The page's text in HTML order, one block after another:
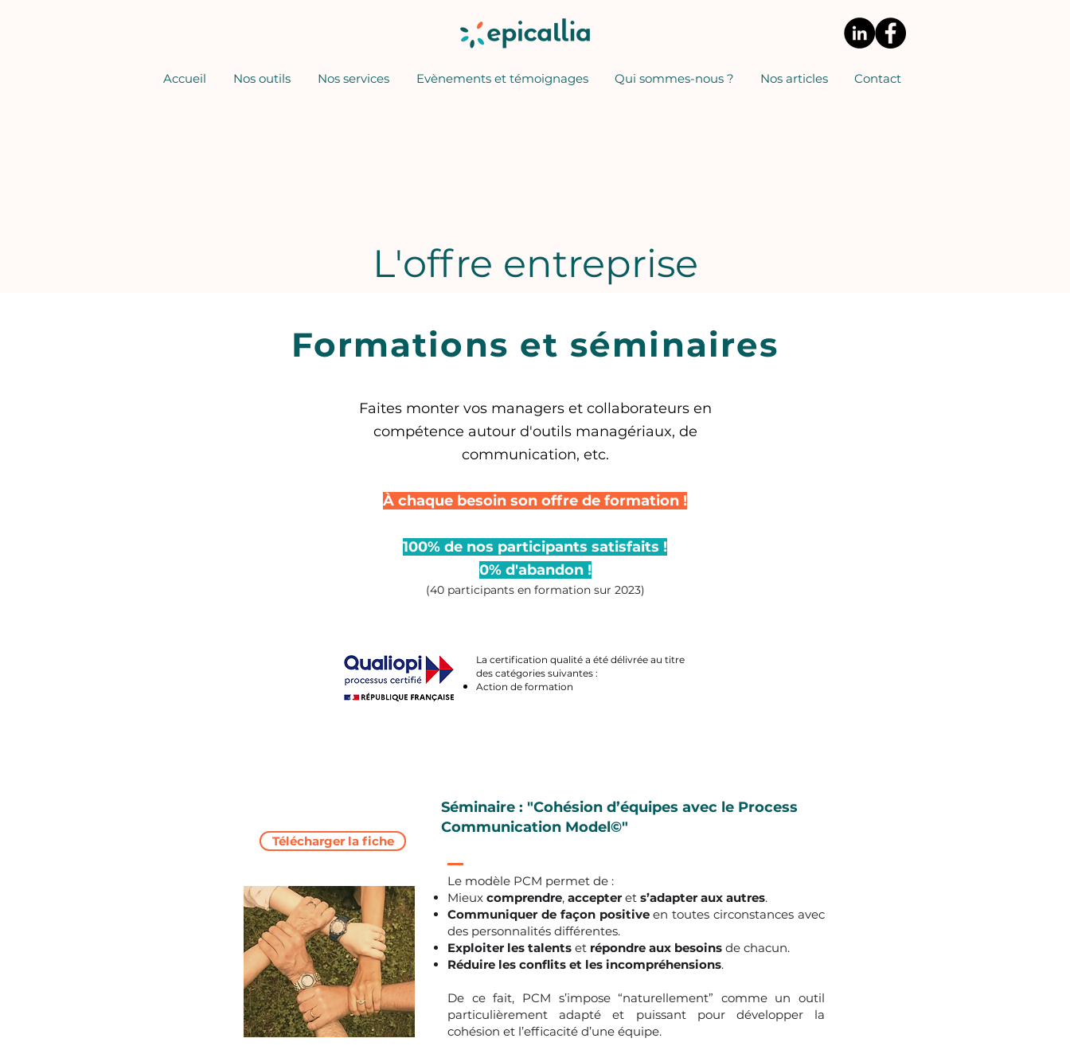
Accueil Nos outils Nos services Evènements et témoignages Qui sommes-nous ? Nos articles Contact
L'offre entreprise
Formations et séminaires
Faites monter vos managers et collaborateurs en
compétence autour d'outils managériaux, de
communication, etc.
À chaque besoin son offre de formation !
100% de nos participants satisfaits !
0% d'abandon !
(40 participantsen formationsur 2023)
La certification qualité a été délivrée au titre
des catégories suivantes :
Action de formation
Télécharger la fiche
Séminaire : "Cohésion d’équipes avec le Process
Communication Model©"
Le modèle PCM permet de :
Mieux comprendre, accepter et s’adapter aux autres.
Communiquer de façon positiveen toutes circonstances avec
des personnalités différentes.
Exploiter les talents et répondre aux besoins de chacun.
Réduire les conflits et les incompréhensions.
De ce fait, PCM s’impose “naturellement” comme un outil
particulièrement adapté et puissant pour développer la
cohésion et l’efficacité d’une équipe.